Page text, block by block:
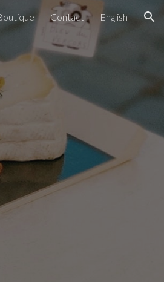
Contact English